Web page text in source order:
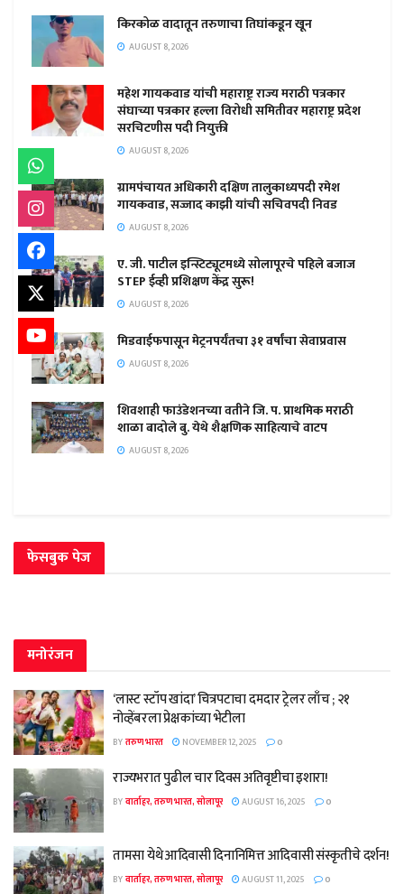
किरकोळ वादातून तरुणाचा तिघांकडून खून
AUGUST 8, 2026
महेश गायकवाड यांची महाराष्ट्र राज्य मराठी पत्रकार
संघाच्या पत्रकार हल्ला विरोधी समितीवर महाराष्ट्र प्रदेश
सरचिटणीस पदी नियुक्ती
AUGUST 8, 2026
ग्रामपंचायत अधिकारी दक्षिण तालुकाध्यपदी रमेश
गायकवाड, सज्जाद काझी यांची सचिवपदी निवड
AUGUST 8, 2026
ए. जी. पाटील इन्स्टिट्यूटमध्ये सोलापूरचे पहिले बजाज
STEP ईव्ही प्रशिक्षण केंद्र सुरू!
AUGUST 8, 2026
मिडवाईफपासून मेट्रनपर्यंतचा ३१ वर्षांचा सेवाप्रवास
AUGUST 8, 2026
शिवशाही फाउंडेशनच्या वतीने जि. प. प्राथमिक मराठी
शाळा बादोले बु. येथे शैक्षणिक साहित्याचे वाटप
AUGUST 8, 2026
फेसबुक पेज
मनोरंजन
‘लास्ट स्टॉप खांदा’ चित्रपटाचा दमदार ट्रेलर लाँच ; २१
नोव्हेंबरला प्रेक्षकांच्या भेटीला
BYतरुण भारत NOVEMBER 12, 2025 0
राज्यभरात पुढील चार दिवस अतिवृष्टीचा इशारा!
BYवार्ताहर, तरुण भारत, सोलापूर AUGUST 16, 2025 0
तामसा येथे आदिवासी दिनानिमित्त आदिवासी संस्कृतीचे दर्शन!
BYवार्ताहर, तरुण भारत, सोलापूर AUGUST 11, 2025 0